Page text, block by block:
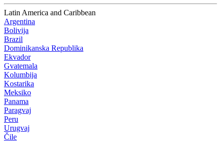
Latin America and Caribbean
Argentina
Bolivija
Brazil
Dominikanska Republika
Ekvador
Gvatemala
Kolumbija
Kostarika
Meksiko
Panama
Paragvaj
Peru
Urugvaj
Čile